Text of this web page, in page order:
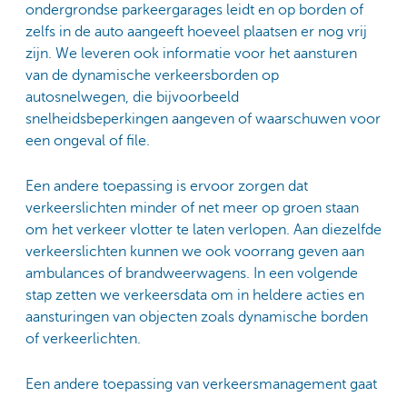
ondergrondse parkeergarages leidt en op borden of
zelfs in de auto aangeeft hoeveel plaatsen er nog vrij
zijn. We leveren ook informatie voor het aansturen
van de dynamische verkeersborden op
autosnelwegen, die bijvoorbeeld
snelheidsbeperkingen aangeven of waarschuwen voor
een ongeval of file.
Een andere toepassing is ervoor zorgen dat
verkeerslichten minder of net meer op groen staan
om het verkeer vlotter te laten verlopen. Aan diezelfde
verkeerslichten kunnen we ook voorrang geven aan
ambulances of brandweerwagens. In een volgende
stap zetten we verkeersdata om in heldere acties en
aansturingen van objecten zoals dynamische borden
of verkeerlichten.
Een andere toepassing van verkeersmanagement gaat